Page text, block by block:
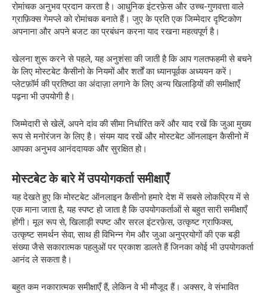
रोमांचक अनुभव प्रदान करता है। आधुनिक इंटरफ़ेस और उच्च-गुणवत्ता वाले
ग्राफ़िक्स गेमप्ले को रोमांचक बनाते हैं। जुए के प्रति एक जिम्मेदार दृष्टिकोण
अपनाना और अपने बजट का प्रबंधन करना याद रखना महत्वपूर्ण है।
खेलना शुरू करने से पहले, यह अनुशंसा की जाती है कि आप गलतफहमी से बचने
के लिए मोस्टबेट कैसीनो के नियमों और शर्तों का ध्यानपूर्वक अध्ययन करें।
प्लेटफ़ॉर्म की प्रतिष्ठा का अंदाज़ा लगाने के लिए अन्य खिलाड़ियों की समीक्षाएँ
पढ़ना भी उपयोगी है।
जिम्मेदारी से खेलें, अपने दांव की सीमा निर्धारित करें और याद रखें कि जुआ मुख्य
रूप से मनोरंजन के लिए है। संयम याद रखें और मोस्टबेट ऑनलाइन कैसीनो में
आपका अनुभव आनंददायक और सुरक्षित हो।
मोस्टबेट के बारे में उपयोगकर्ता समीक्षाएँ
यह देखते हुए कि मोस्टबेट ऑनलाइन कैसीनो हमारे देश में सबसे लोकप्रिय में से
एक माना जाता है, यह स्पष्ट हो जाता है कि उपयोगकर्ताओं से बहुत सारी समीक्षाएँ
होंगी। मूल रूप से, खिलाड़ी स्पष्ट और सरल इंटरफ़ेस, उत्कृष्ट ग्राफिक्स,
उत्कृष्ट समर्थन सेवा, साथ ही विभिन्न गेम और जुआ अनुप्रयोगों की एक बड़ी
संख्या जैसे सकारात्मक पहलुओं पर प्रकाश डालते हैं जिनका कोई भी उपयोगकर्ता
आनंद ले सकता है।
बहुत कम नकारात्मक समीक्षाएँ हैं, लेकिन वे भी मौजूद हैं। अक्सर, वे संभावित